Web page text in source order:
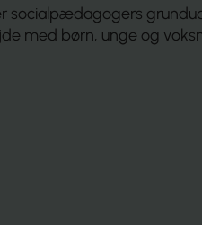
socialpædagogers
med børn, unge og